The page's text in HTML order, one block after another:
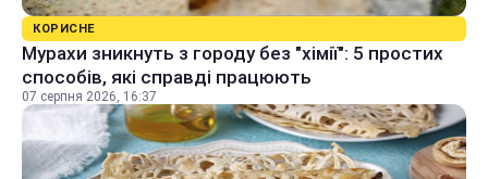
КОРИСНЕ
Мурахи зникнуть з городу без "хімії": 5 простих
способів, які справді працюють
07 серпня 2026, 16:37